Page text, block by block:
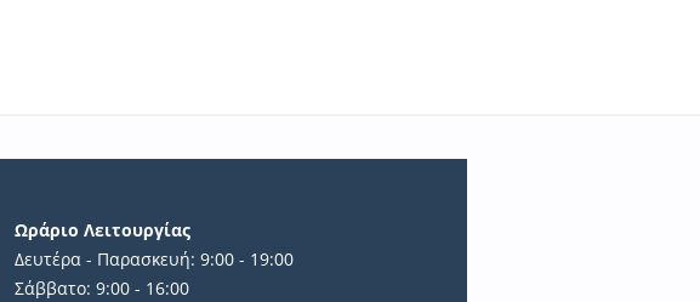
Ωράριο Λειτουργίας
Δευτέρα - Παρασκευή: 9:00 - 19:00
Σάββατο: 9:00 - 16:00